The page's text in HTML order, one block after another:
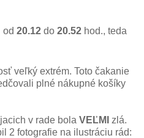
od 20.12 do 20.52 hod., teda
veľký extrém. Toto čakanie
plné nákupné košíky
v rade bola VEĽMI zlá.
2 fotografie na ilustráciu rád: